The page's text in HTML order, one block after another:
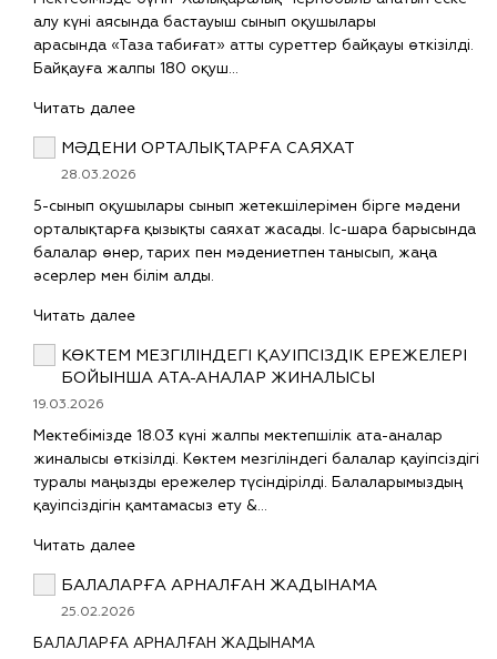
алу күні аясында бастауыш сынып оқушылары
арасында «Таза табиғат» атты суреттер байқауы өткізілді.
Байқауға жалпы 180 оқуш…
Читать далее
МӘДЕНИ ОРТАЛЫҚТАРҒА САЯХАТ
28.03.2026
5-сынып оқушылары сынып жетекшілерімен бірге мәдени
орталықтарға қызықты саяхат жасады. Іс-шара барысында
балалар өнер, тарих пен мәдениетпен танысып, жаңа
әсерлер мен білім алды.
Читать далее
КӨКТЕМ МЕЗГІЛІНДЕГІ ҚАУІПСІЗДІК ЕРЕЖЕЛЕРІ
БОЙЫНША АТА-АНАЛАР ЖИНАЛЫСЫ
19.03.2026
Мектебімізде 18.03 күні жалпы мектепшілік ата-аналар
жиналысы өткізілді. Көктем мезгіліндегі балалар қауіпсіздігі
туралы маңызды ережелер түсіндірілді. Балаларымыздың
қауіпсіздігін қамтамасыз ету &…
Читать далее
БАЛАЛАРҒА АРНАЛҒАН ЖАДЫНАМА
25.02.2026
БАЛАЛАРҒА АРНАЛҒАН ЖАДЫНАМА